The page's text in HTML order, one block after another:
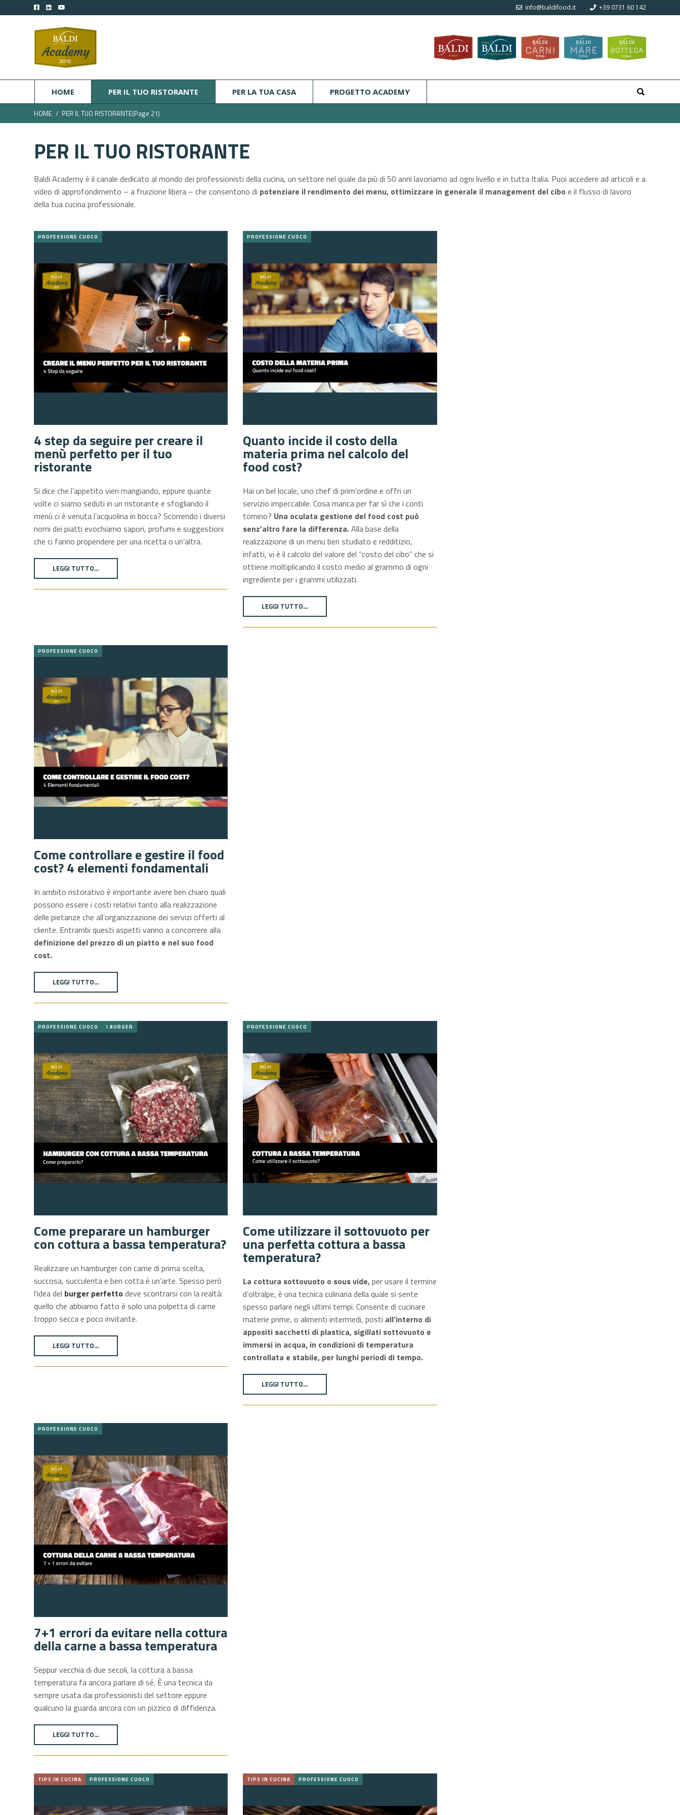
info@baldifood.it +39 0731 60 142
HOME PER IL TUO RISTORANTE PER LA TUA CASA PROGETTO ACADEMY
HOME PER IL TUO RISTORANTE(Page 21)
PER IL TUO RISTORANTE
Baldi Academy è il canale dedicato al mondo dei professionisti della cucina, un settore nel quale da più di 50 anni lavoriamo ad ogni livello e in tutta Italia. Puoi accedere ad articoli e a
video di approfondimento – a fruizione libera – che consentono di potenziare il rendimento dei menu, ottimizzare in generale il management del cibo e il flusso di lavoro
della tua cucina professionale.
PROFESSIONE CUOCO
4 step da seguire per creare il
menù perfetto per il tuo
ristorante
Si dice che l’appetito vien mangiando, eppure quante
volte ci siamo seduti in un ristorante e sfogliando il
menù ci è venuta l’acquolina in bocca? Scorrendo i diversi
nomi dei piatti evochiamo sapori, profumi e suggestioni
che ci fanno propendere per una ricetta o un’altra.
LEGGI TUTTO…
PROFESSIONE CUOCO
Quanto incide il costo della
materia prima nel calcolo del
food cost?
Hai un bel locale, uno chef di prim’ordine e offri un
servizio impeccabile. Cosa manca per far sì che i conti
tornino? Una oculata gestione del food cost può
senz’altro fare la differenza.Alla base della
realizzazione di un menu ben studiato e redditizio,
infatti, vi è il calcolo del valore del “costo del cibo” che si
ottiene moltiplicando il costo medio al grammo di ogni
ingrediente per i grammi utilizzati.
LEGGI TUTTO…
PROFESSIONE CUOCO
Come controllare e gestire il food
cost? 4 elementi fondamentali
In ambito ristorativo è importante avere ben chiaro quali
possono essere i costi relativi tanto alla realizzazione
delle pietanze che all’organizzazione dei servizi offerti al
cliente. Entrambi questi aspetti vanno a concorrere alla
definizione del prezzo di un piatto e nel suo food
cost.
LEGGI TUTTO…
PROFESSIONE CUOCO I BURGER
Come preparare un hamburger
con cottura a bassa temperatura?
Realizzare un hamburger con carne di prima scelta,
succosa, succulenta e ben cotta è un’arte. Spesso però
l’idea del burger perfetto deve scontrarsi con la realtà:
quello che abbiamo fatto è solo una polpetta di carne
troppo secca e poco invitante.
LEGGI TUTTO…
PROFESSIONE CUOCO
Come utilizzare il sottovuoto per
una perfetta cottura a bassa
temperatura?
La cottura sottovuoto o sous vide,per usare il termine
d’oltralpe, è una tecnica culinaria della quale si sente
spesso parlare negli ultimi tempi. Consente di cucinare
materie prime, o alimenti intermedi, posti all’interno di
appositi sacchetti di plastica, sigillati sottovuoto e
immersi in acqua, in condizioni di temperatura
controllata e stabile, per lunghi periodi di tempo.
LEGGI TUTTO…
PROFESSIONE CUOCO
7+1 errori da evitare nella cottura
della carne a bassa temperatura
Seppur vecchia di due secoli, la cottura a bassa
temperatura fa ancora parlare di sé. È una tecnica da
sempre usata dai professionisti del settore eppure
qualcuno la guarda ancora con un pizzico di diffidenza.
LEGGI TUTTO…
TIPS IN CUCINA PROFESSIONE CUOCO TIPS IN CUCINA PROFESSIONE CUOCO